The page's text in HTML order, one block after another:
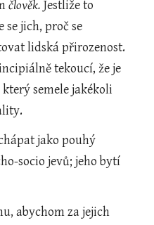
člověk. Jestliže to
jich, proč se
lidská přirozenost.
tekoucí, že je
semele jakékoli
jako pouhý
socio jevů; jeho bytí
abychom za jejich